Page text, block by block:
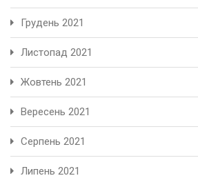
Грудень 2021
Листопад 2021
Жовтень 2021
Вересень 2021
Серпень 2021
Липень 2021